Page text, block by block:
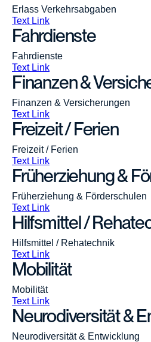
Erlass Verkehrsabgaben
Text Link
Fahrdienste
Fahrdienste
Text Link
Finanzen &
Finanzen & Versicherungen
Text Link
Freizeit / Ferien
Freizeit / Ferien
Text Link
Früherziehung &
Früherziehung & Förderschulen
Text Link
Hilfsmittel /
Hilfsmittel / Rehatechnik
Text Link
Mobilität
Mobilität
Text Link
Neurodiversität &
Neurodiversität & Entwicklung